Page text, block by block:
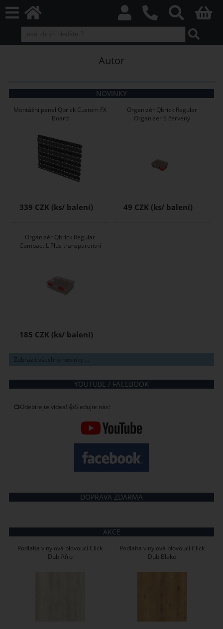
Autor
NOVINKY
Montážní panel Qbrick Custom FX
Board
339 CZK
Organizér Qbrick Regular
Organizer S červený
49 CZK
Organizér Qbrick Regular
Compact L Plus transparentní
185 CZK
Zobrazit všechny novinky ...
YOUTUBE / FACEBOOK
📺Odebírejte videa! 👍Sledujte nás!
DOPRAVA ZDARMA
AKCE
Podlaha vinylová plovoucí Click
Dub Afro
Podlaha vinylová plovoucí Click
Dub Blake